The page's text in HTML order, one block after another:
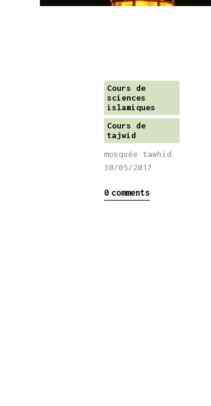
Cours de
sciences
islamiques
Cours de
tajwid
mosquée tawhid
30/05/2017
0 comments